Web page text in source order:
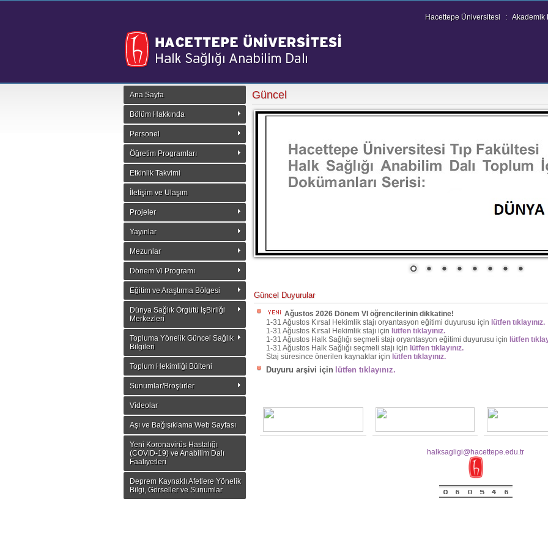
Hacettepe Üniversitesi : Akademik
Ana Sayfa
Bölüm Hakkında
Personel
Öğretim Programları
Etkinlik Takvimi
İletişim ve Ulaşım
Projeler
Yayınlar
Mezunlar
Dönem VI Programı
Eğitim ve Araştırma Bölgesi
Dünya Sağlık Örgütü İşBirliği
Merkezleri
Topluma Yönelik Güncel Sağlık
Bilgileri
Toplum Hekimliği Bülteni
Sunumlar/Broşürler
Videolar
Aşı ve Bağışıklama Web Sayfası
Yeni Koronavirüs Hastalığı
(COVID-19) ve Anabilim Dalı
Faaliyetleri
Deprem Kaynaklı Afetlere Yönelik
Bilgi, Görseller ve Sunumlar
Güncel
Güncel Duyurular
Ağustos 2026 Dönem VI öğrencilerinin dikkatine!
1-31 Ağustos Kırsal Hekimlik stajı oryantasyon eğitimi duyurusu için lütfen tıklayınız.
1-31 Ağustos Kırsal Hekimlik stajı için lütfen tıklayınız.
1-31 Ağustos Halk Sağlığı seçmeli stajı oryantasyon eğitimi duyurusu için lütfen
1-31 Ağustos Halk Sağlığı seçmeli stajı için lütfen tıklayınız.
Staj süresince önerilen kaynaklar için lütfen tıklayınız.
Duyuru arşivi için lütfen tıklayınız.
halksagligi@hacettepe.edu.tr